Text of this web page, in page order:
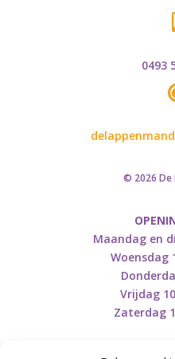
0493
© 2026 De
Maandag en
Woensdag
Vrijdag
Zaterdag